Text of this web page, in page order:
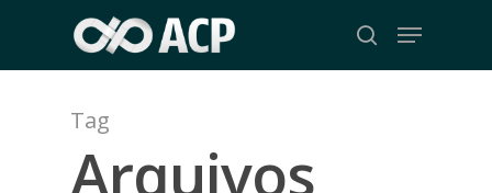
main
search
Menu
Tag
Arquivos
Close